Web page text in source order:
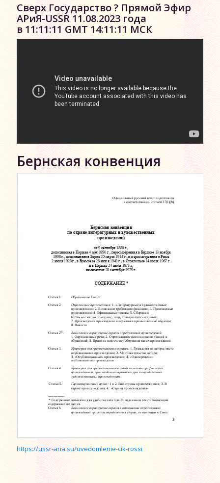
Сверх Государство ? Прямой Эфир
АРиЯ-USSR 11.08.2023 года
в 11:11:11 GMT 14:11:11 МСК
Бернская конвенция
https://ussr-aria.su/uvedomlenie-cik-rossi